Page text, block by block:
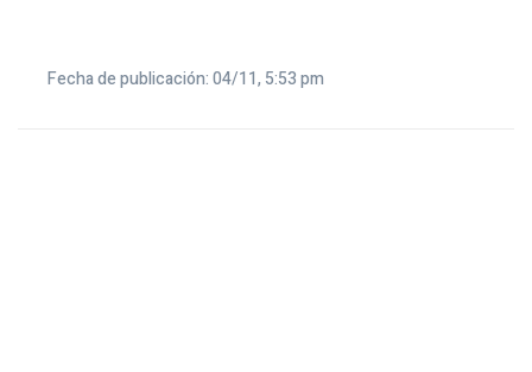
Fecha de publicación: 04/11, 5:53 pm